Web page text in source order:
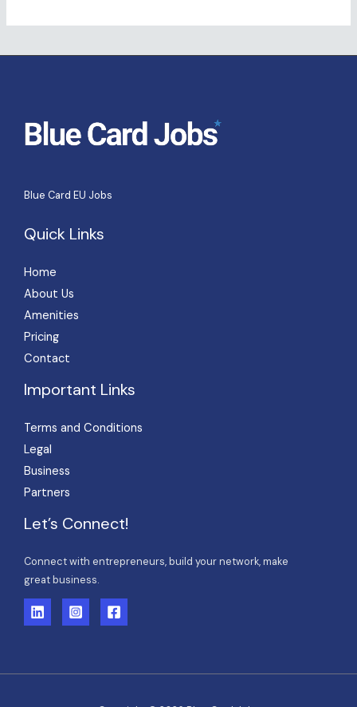
Blue Card EU Jobs
Quick Links
Home
About Us
Amenities
Pricing
Contact
Important Links
Terms and Conditions
Legal
Business
Partners
Let’s Connect!
Connect with entrepreneurs, build your network, make
great business.